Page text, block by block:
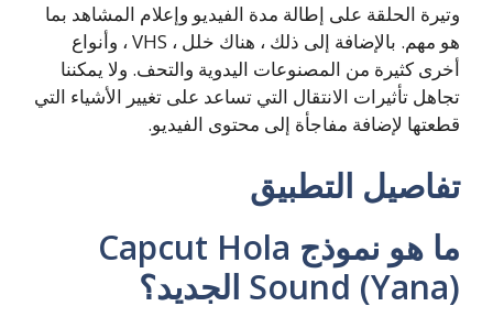
وتيرة الحلقة على إطالة مدة الفيديو وإعلام المشاهد بما
هو مهم. بالإضافة إلى ذلك ، هناك خلل ، VHS ، وأنواع
أخرى كثيرة من المصنوعات اليدوية والتحف. ولا يمكننا
تجاهل تأثيرات الانتقال التي تساعد على تغيير الأشياء التي
قطعتها لإضافة مفاجأة إلى محتوى الفيديو.
تفاصيل التطبيق
ما هو نموذج Capcut Hola
Sound (Yana) الجديد؟